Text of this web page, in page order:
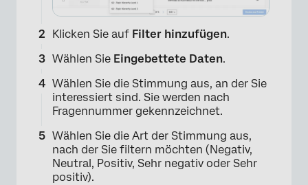
Klicken Sie auf Filter hinzufügen.
Wählen Sie Eingebettete Daten.
Wählen Sie die Stimmung aus, an der Sie
interessiert sind. Sie werden nach
Fragennummer gekennzeichnet.
Wählen Sie die Art der Stimmung aus,
nach der Sie filtern möchten (Negativ,
Neutral, Positiv, Sehr negativ oder Sehr
positiv).